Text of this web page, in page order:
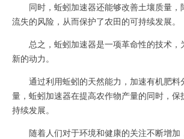
同时，蚯蚓加速器还能够改善土壤质量，
流失的风险，从而保护了农田的可持续发展。
总之，蚯蚓加速器是一项革命性的技术，
新的动力。
通过利用蚯蚓的天然能力，加速有机肥料
量，蚯蚓加速器在提高农作物产量的同时，
持续发展。
随着人们对于环境和健康的关注不断增加